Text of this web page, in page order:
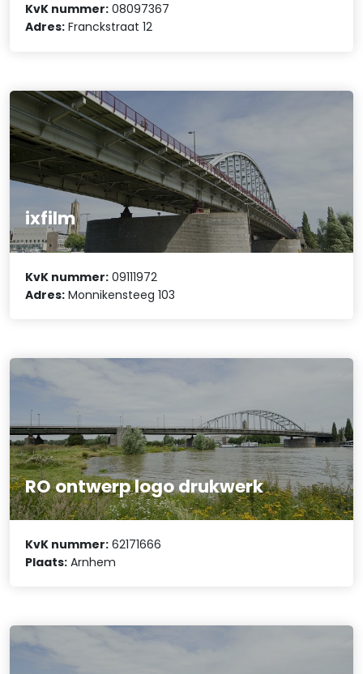
KvK nummer: 08097367
Adres: Franckstraat 12
ixfilm
KvK nummer: 09111972
Adres: Monnikensteeg 103
RO ontwerp logo drukwerk
KvK nummer: 62171666
Plaats: Arnhem